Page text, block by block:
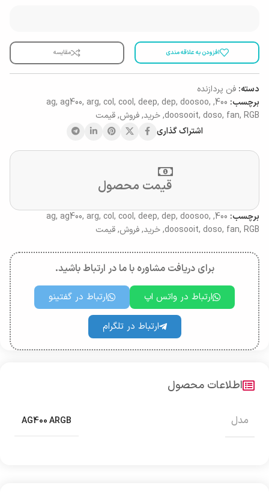
افزودن به علاقه مندی مقایسه
دسته: فن پردازنده
برچسب: 400
,
ag, ag400, arg, col, cool, deep, dep, doosoo,
doosooit, doso, fan, RGB
,خرید,فروش,قیمت
اشتراک گذاری
قیمت محصول
برچسب: 400
,
ag, ag400, arg, col, cool, deep, dep, doosoo,
doosooit, doso, fan, RGB
,خرید,فروش,قیمت
برای دریافت مشاوره با ما در ارتباط باشید.
ارتباط در واتس اپ ارتباط در گفتینو
ارتباط در تلگرام
اطلاعات محصول
مدل AG400 ARGB